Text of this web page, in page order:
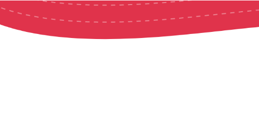
跳到主要內容區塊